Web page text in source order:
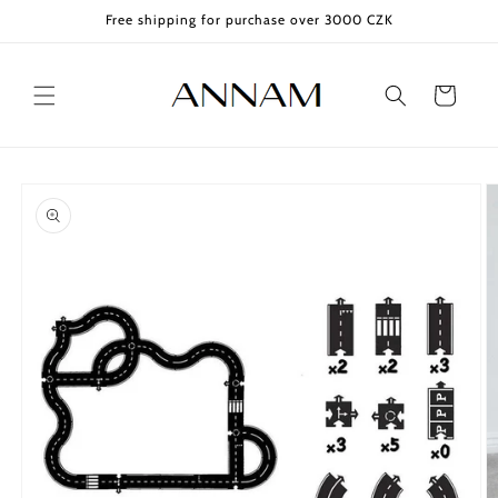
Free shipping for purchase over 3000 CZK
Cart
product
information